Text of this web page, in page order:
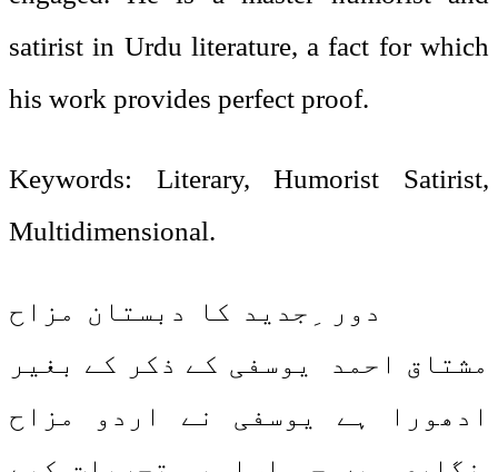
satirist in Urdu literature, a fact for which
his work provides perfect proof.
Keywords: Literary, Humorist Satirist,
Multidimensional.
دور ِجدید کا دبستان مزاح
مشتاق احمد یوسفی کے ذکر کے بغیر
ادھورا ہے یوسفی نے اردو مزاح